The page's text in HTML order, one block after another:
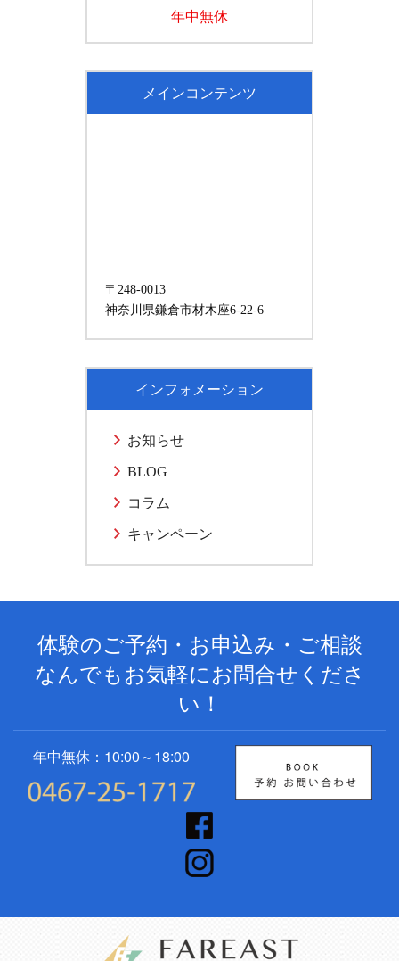
年中無休
メインコンテンツ
〒248-0013
神奈川県鎌倉市材木座6-22-6
インフォメーション
お知らせ
BLOG
コラム
キャンペーン
体験のご予約・お申込み・ご相談
なんでもお気軽にお問合せくださ
い！
年中無休：10:00～18:00